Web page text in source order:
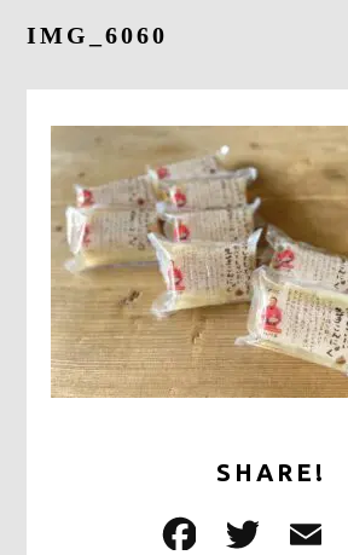
IMG_6060
SHARE!
F
T
0278-25-
平日9：00～17：00
定休日：土日祝日
ONLINE